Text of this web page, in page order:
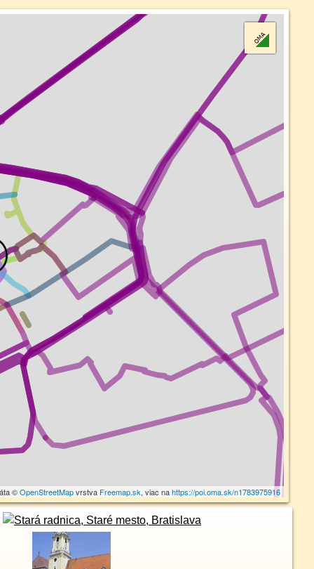
©OpenStreetMapvrstva Freemap.sk, viac nahttps://poi.oma.sk/n1783975916